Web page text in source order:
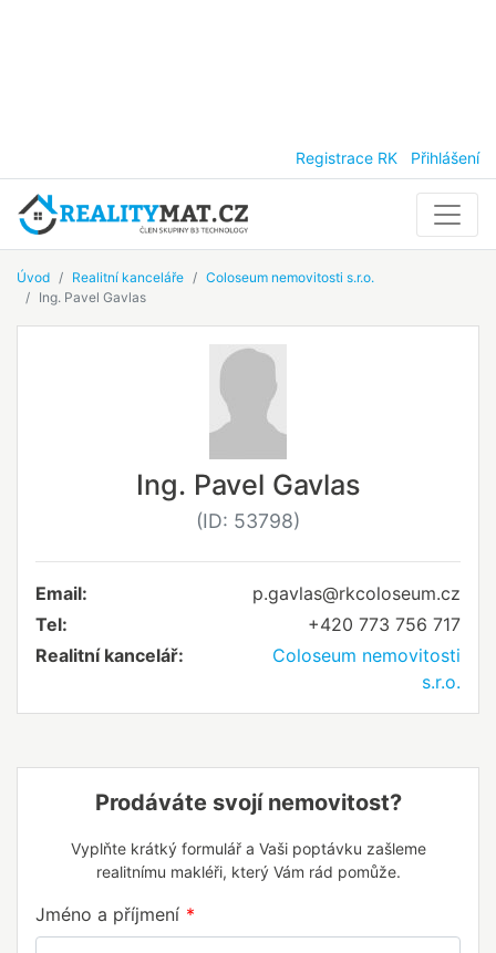
Registrace RK Přihlášení
Úvod Realitní kanceláře
Coloseum nemovitosti s.r.o.
Ing. Pavel Gavlas
Ing. Pavel Gavlas
(ID: 53798)
Email:
p.gavlas@rkcoloseum.cz
Tel:
+420 773 756 717
Realitní kancelář:
Coloseum nemovitosti
s.r.o.
Prodáváte svojí nemovitost?
Vyplňte krátký formulář a Vaši poptávku zašleme
realitnímu makléři, který Vám rád pomůže.
Jméno a příjmení